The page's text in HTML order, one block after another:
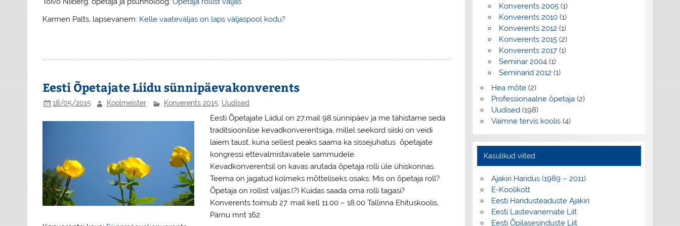
Karmen Palts, lapsevanem: Kelle vaateväljas on laps väljaspool kodu?
Eesti Õpetajate Liidu sünnipäevakonverents
18/05/2015 Koolmeister Konverents 2015, Uudised
Eesti Õpetajate Liidul on 27.mail 98.sünnipäev ja me tähistame seda
traditsioonilise kevadkonverentsiga, millel seekord siiski on veidi
laiem taust, kuna sellest peaks saama ka sissejuhatus õpetajate
kongressi ettevalmistavatele sammudele.
Kevadkonverentsil on kavas arutada õpetaja rolli üle ühiskonnas.
Teema on jagatud kolmeks mõtteliseks osaks: Mis on õpetaja roll?
Õpetaja on rollist väljas.(?) Kuidas saada oma rolli tagasi?
Konverents toimub 27. mail kell 11.00 – 18.00 Tallinna Ehituskoolis,
Pärnu mnt 162
Konverents 2005 (1)
Konverents 2010 (1)
Konverents 2012 (1)
Konverents 2015 (2)
Konverents 2017 (1)
Seminar 2004 (1)
Seminarid 2012 (1)
Hea mõte(2)
Professionaalne õpetaja(2)
Uudised(198)
Vaimne tervis koolis(4)
Kasulikud viited
Ajakiri Haridus (1989 – 2011)
E-Koolikott
Eesti Haridusteaduste Ajakiri
Eesti Lastevanemate Liit
Eesti Õpilasesinduste Liit